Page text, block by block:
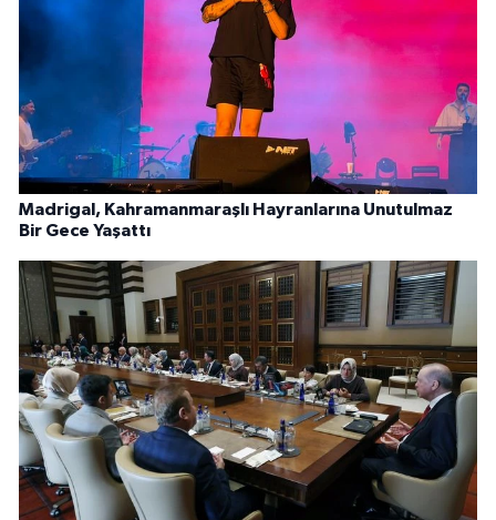
Madrigal, Kahramanmaraşlı Hayranlarına Unutulmaz
Bir Gece Yaşattı